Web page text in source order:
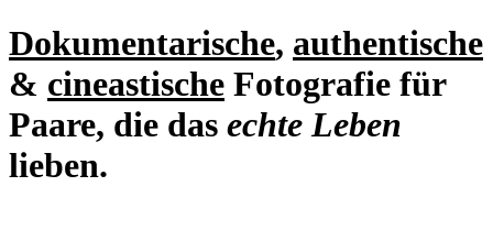
Dokumentarische, authentische
& cineastische Fotografie für
Paare, die das echte Leben
lieben.